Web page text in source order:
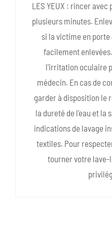
LES YEUX : rincer
plusieurs minutes.
si la victime en
facilement
l'irritation oculaire
médecin. En cas de
garder à disposition le
la dureté de l'eau et la
indications de lavage
textiles. Pour
tourner votre lave-